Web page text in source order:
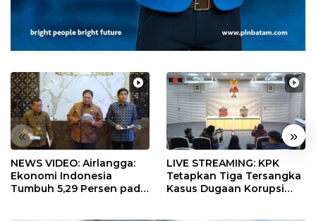
« »
NEWS VIDEO: Airlangga:
Ekonomi Indonesia
Tumbuh 5,29 Persen pada
LIVE STREAMING: KPK
Tetapkan Tiga Tersangka
Kasus Dugaan Korupsi